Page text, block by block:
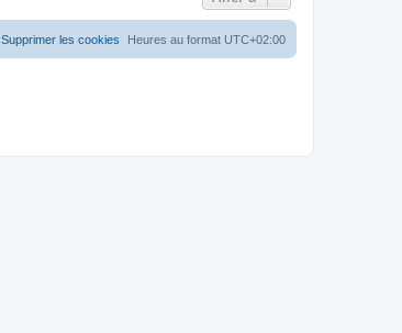
Heures au format UTC+02:00
Supprimer les cookies